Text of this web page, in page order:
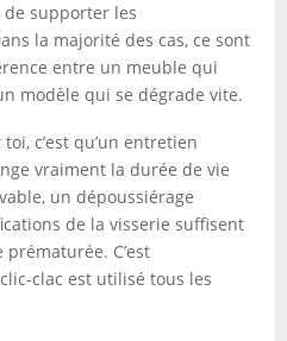
supporter les
la majorité des cas, ce sont
entre un meuble qui
modèle qui se dégrade vite.
c’est qu’un entretien
vraiment la durée de vie
un dépoussiérage
de la visserie suffisent
C’est
clac est utilisé tous les